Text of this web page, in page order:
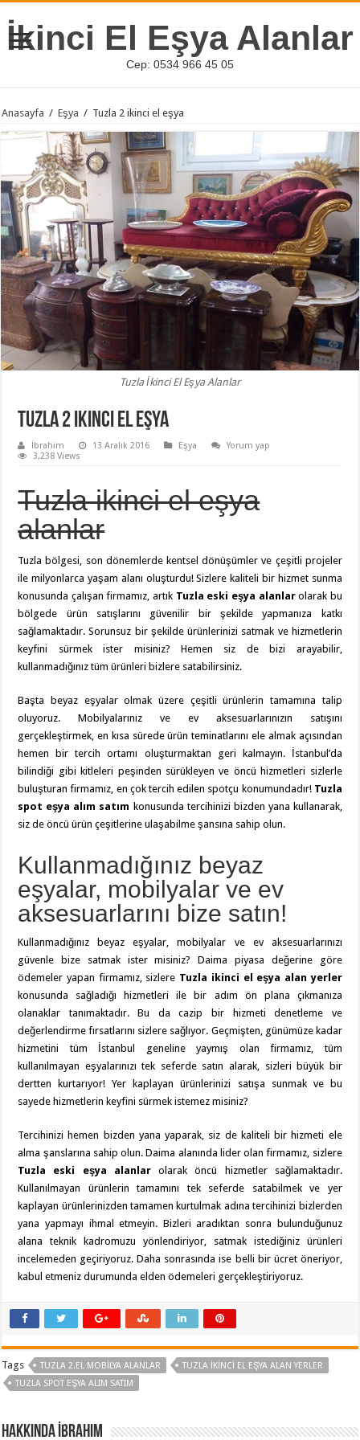
İkinci El Eşya Alanlar
Cep: 0534 966 45 05
Anasayfa / Eşya / Tuzla 2 ikinci el eşya
Tuzla İkinci El Eşya Alanlar
Tuzla 2 ikinci el eşya
İbrahim 13 Aralık 2016 Eşya
Yorum yap
3,238 Views
Tuzla ikinci el eşya
alanlar
Tuzla bölgesi, son dönemlerde kentsel dönüşümler ve çeşitli projeler
ile milyonlarca yaşam alanı oluşturdu! Sizlere kaliteli bir hizmet sunma
konusunda çalışan firmamız, artık Tuzla eski eşya alanlarolarak bu
bölgede ürün satışlarını güvenilir bir şekilde yapmanıza katkı
sağlamaktadır. Sorunsuz bir şekilde ürünlerinizi satmak ve hizmetlerin
keyfini sürmek ister misiniz? Hemen siz de bizi arayabilir,
kullanmadığınız tüm ürünleri bizlere satabilirsiniz.
Başta beyaz eşyalar olmak üzere çeşitli ürünlerin tamamına talip
oluyoruz. Mobilyalarınız ve ev aksesuarlarınızın satışını
gerçekleştirmek, en kısa sürede ürün teminatlarını ele almak açısından
hemen bir tercih ortamı oluşturmaktan geri kalmayın. İstanbul’da
bilindiği gibi kitleleri peşinden sürükleyen ve öncü hizmetleri sizlerle
buluşturan firmamız, en çok tercih edilen spotçu konumundadır! Tuzla
spot eşya alım satım konusunda tercihinizi bizden yana kullanarak,
siz de öncü ürün çeşitlerine ulaşabilme şansına sahip olun.
Kullanmadığınız beyaz
eşyalar, mobilyalar ve ev
aksesuarlarını bize satın!
Kullanmadığınız beyaz eşyalar, mobilyalar ve ev aksesuarlarınızı
güvenle bize satmak ister misiniz? Daima piyasa değerine göre
ödemeler yapan firmamız, sizlere Tuzla ikinci el eşya alan yerler
konusunda sağladığı hizmetleri ile bir adım ön plana çıkmanıza
olanaklar tanımaktadır. Bu da cazip bir hizmeti denetleme ve
değerlendirme fırsatlarını sizlere sağlıyor. Geçmişten, günümüze kadar
hizmetini tüm İstanbul geneline yaymış olan firmamız, tüm
kullanılmayan eşyalarınızı tek seferde satın alarak, sizleri büyük bir
dertten kurtarıyor! Yer kaplayan ürünlerinizi satışa sunmak ve bu
sayede hizmetlerin keyfini sürmek istemez misiniz?
Tercihinizi hemen bizden yana yaparak, siz de kaliteli bir hizmeti ele
alma şanslarına sahip olun. Daima alanında lider olan firmamız, sizlere
Tuzla eski eşya alanlarolarak öncü hizmetler sağlamaktadır.
Kullanılmayan ürünlerin tamamını tek seferde satabilmek ve yer
kaplayan ürünlerinizden tamamen kurtulmak adına tercihinizi bizlerden
yana yapmayı ihmal etmeyin. Bizleri aradıktan sonra bulunduğunuz
alana teknik kadromuzu yönlendiriyor, satmak istediğiniz ürünleri
incelemeden geçiriyoruz. Daha sonrasında ise belli bir ücret öneriyor,
kabul etmeniz durumunda elden ödemeleri gerçekleştiriyoruz.
Tags TUZLA 2.EL MOBILYA ALANLAR
TUZLA İKINCI EL EŞYA ALAN YERLER
TUZLA SPOT EŞYA ALIM SATIM
Hakkında İbrahim